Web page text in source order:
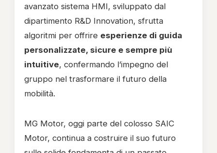
avanzato sistema HMI, sviluppato dal
dipartimento R&D Innovation, sfrutta
algoritmi per offrire esperienze di guida
personalizzate, sicure e sempre più
intuitive, confermando l’impegno del
gruppo nel trasformare il futuro della
mobilità.
MG Motor, oggi parte del colosso SAIC
Motor, continua a costruire il suo futuro